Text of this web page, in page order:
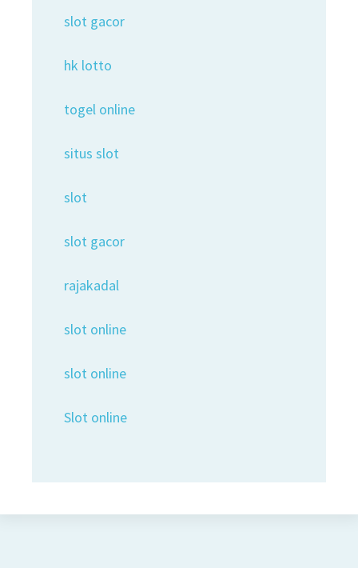
slot gacor
hk lotto
togel online
situs slot
slot
slot gacor
rajakadal
slot online
slot online
Slot online